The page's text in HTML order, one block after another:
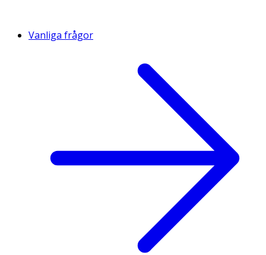
Vanliga frågor